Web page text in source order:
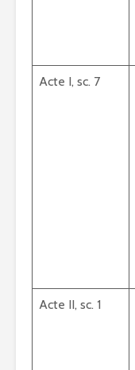
Acte I, sc. 7
Acte II, sc. 1